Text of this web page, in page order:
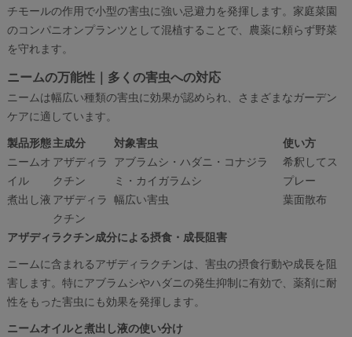
チモールの作用で小型の害虫に強い忌避力を発揮します。家庭菜園
のコンパニオンプランツとして混植することで、農薬に頼らず野菜
を守れます。
ニームの万能性｜多くの害虫への対応
ニームは幅広い種類の害虫に効果が認められ、さまざまなガーデン
ケアに適しています。
製品形態主成分 対象害虫
使い方
ニームオ
イル
アザディラ
クチン
アブラムシ・ハダニ・コナジラ
ミ・カイガラムシ
希釈してス
プレー
煮出し液 アザディラ
クチン
幅広い害虫 葉面散布
アザディラクチン成分による摂食・成長阻害
ニームに含まれるアザディラクチンは、害虫の摂食行動や成長を阻
害します。特にアブラムシやハダニの発生抑制に有効で、薬剤に耐
性をもった害虫にも効果を発揮します。
ニームオイルと煮出し液の使い分け